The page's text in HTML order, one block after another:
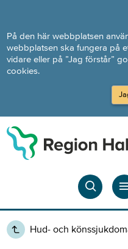
På den här webbplatsen
webbplatsen ska fungera på
vidare eller på ”Jag förstår”
cookies.
Hud- och